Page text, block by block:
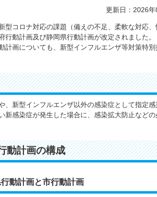
更新日：2026年
型コロナ対応の課題（備えの不足、柔軟な対応、
動計画及び静岡県行動計画が改定されました。
計画についても、新型インフルエンザ等対策特
新型インフルエンザ以外の感染症として指定感
新感染症が発生した場合に、感染拡大防止などの
動計画の構成
動計画と市行動計画